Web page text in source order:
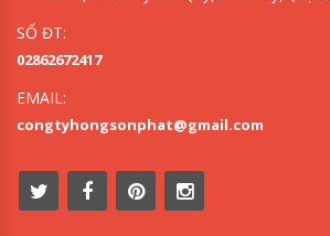
SỐ ĐT:
02862672417
EMAIL:
congtyhongsonphat@gmail.com